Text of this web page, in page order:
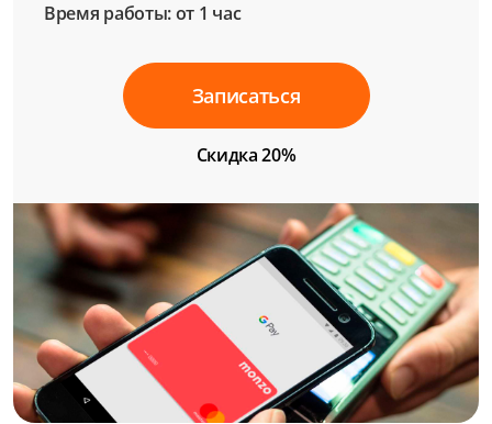
Время работы: от 1 час
Записаться
Скидка 20%